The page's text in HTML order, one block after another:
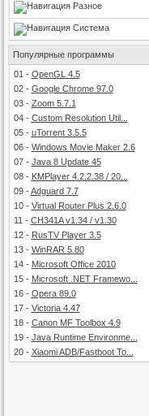
Разное
Система
Популярные программы
01 - OpenGL 4.5
02- Google Chrome 97.0
03- Zoom 5.7.1
04- Custom Resolution Util...
05- uTorrent 3.5.5
06- Windows Movie Maker 2.6
07- Java 8 Update 45
08- KMPlayer 4.2.2.38 / 20...
09-Adguard 7.7
10- Virtual Router Plus 2.6.0
11 - CH341A v1.34 / v1.30
12- RusTV Player 3.5
13- WinRAR 5.80
14- Microsoft Office 2010
15- Microsoft .NET Framewo...
16- Opera 89.0
17- Victoria 4.47
18- Canon MF Toolbox 4.9
19- Java Runtime Environme...
20- Xiaomi ADB/Fastboot To...